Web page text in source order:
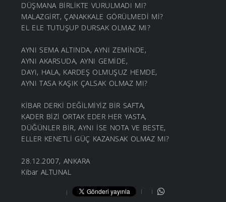
DÜŞMANA BİRLİKTE VURULMADI MI?
MALAZGİRT, ÇANAKKALE GÖRÜLMEDİ Mİ?
EL ELE TUTUŞUP DURSAK OLMAZ MI?
AYNI SEMA ALTINDA, AYNI ZEMİNDE,
AYNI AKARSUDA, AYNI GEMİDE,
DAYI, HALA, KARDEŞ OLMUŞUZ HEMDE,
AYNI TASA KAŞIK ÇALSAK OLMAZ MI?
KİBAR DERKİ DEĞİLMİYİZ BİR SAFTA,
KADER BİZİ ORTAK EDER HER YASTA,
DÜĞÜNLER BİR, AYNI İSE NOTA VE BESTE,
ELLER KENETLİ GÜÇ KAZANSAK OLMAZ MI?
28.12.2007, ANKARA
Kibar ALTUNAL